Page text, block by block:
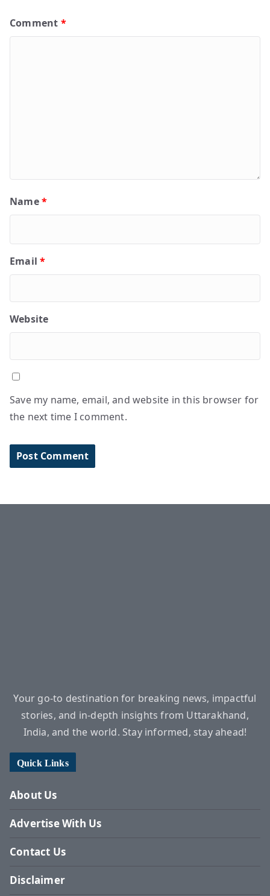
Comment *
Name*
Email*
Website
Save my name, email, and website in this browser for
the next time I comment.
Your go-to destination for breaking news, impactful
stories, and in-depth insights from Uttarakhand,
India, and the world. Stay informed, stay ahead!
Quick Links
About Us
Advertise With Us
Contact Us
Disclaimer